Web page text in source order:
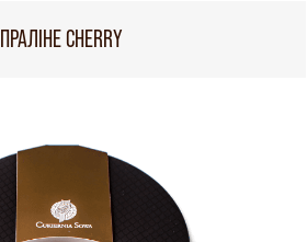
ПРАЛІНЕ CHERRY